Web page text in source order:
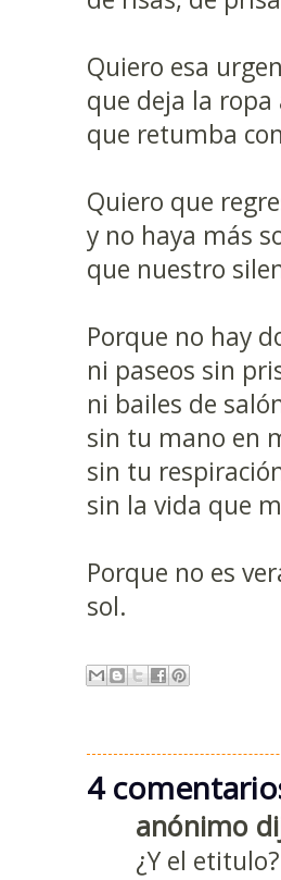
Quiero esa
que deja la ropa
que retumba
Quiero que
y no haya más
que nuestro
Porque no hay
ni paseos sin
ni bailes de
sin tu mano en
sin tu
sin la vida que
Porque no es
sol.
4
anónimo
¿Y el